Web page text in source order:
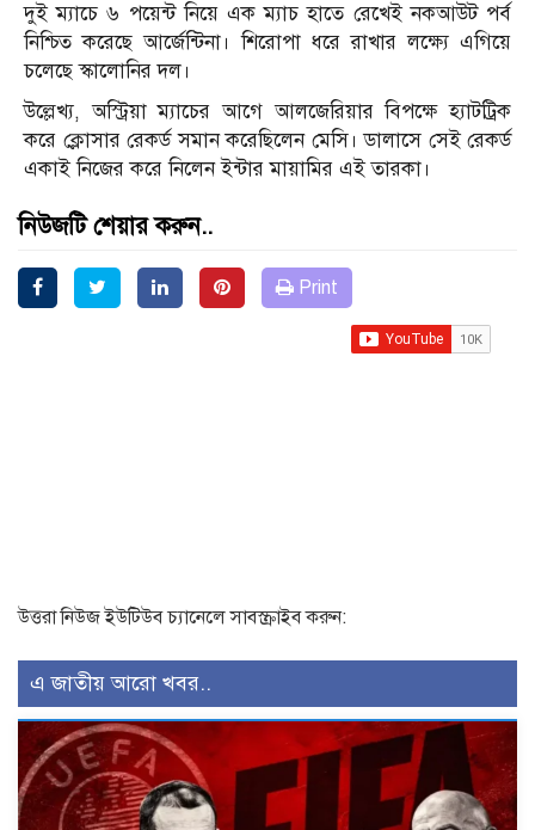
দুই ম্যাচে ৬ পয়েন্ট নিয়ে এক ম্যাচ হাতে রেখেই নকআউট পর্ব
নিশ্চিত করেছে আর্জেন্টিনা। শিরোপা ধরে রাখার লক্ষ্যে এগিয়ে
চলেছে স্কালোনির দল।
উল্লেখ্য, অস্ট্রিয়া ম্যাচের আগে আলজেরিয়ার বিপক্ষে হ্যাটট্রিক
করে ক্লোসার রেকর্ড সমান করেছিলেন মেসি। ডালাসে সেই রেকর্ড
একাই নিজের করে নিলেন ইন্টার মায়ামির এই তারকা।
নিউজটি শেয়ার করুন..
Print
উত্তরা নিউজ ইউটিউব চ্যানেলে সাবস্ক্রাইব করুন:
এ জাতীয় আরো খবর..